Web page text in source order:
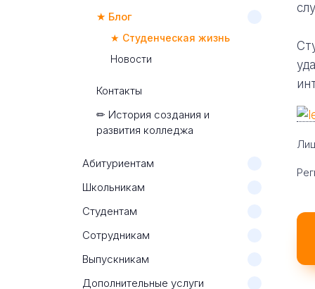
★ Блог
★ Студенческая жизнь
Новости
Контакты
✏ История создания и
развития колледжа
Абитуриентам
Школьникам
Студентам
Сотрудникам
Выпускникам
Дополнительные услуги